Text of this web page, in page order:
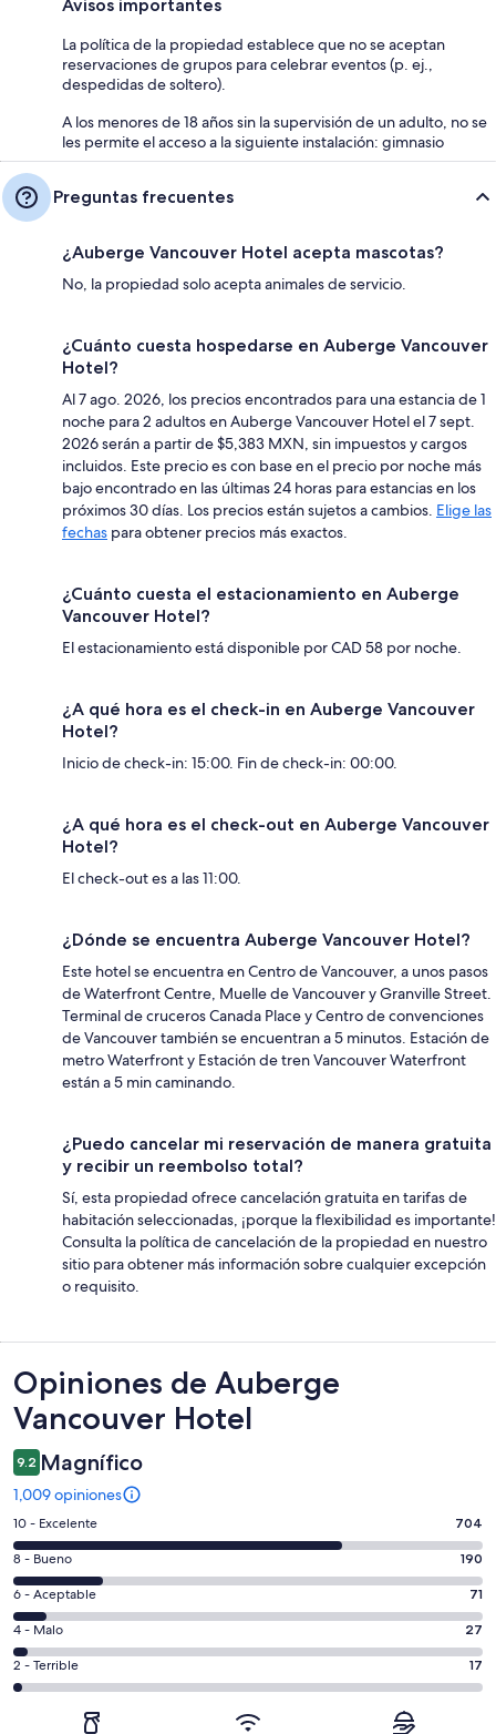
Avisos importantes
La política de la propiedad establece que no se aceptan
reservaciones de grupos para celebrar eventos (p. ej.,
despedidas de soltero).
A los menores de 18 años sin la supervisión de un adulto, no se
les permite el acceso a la siguiente instalación: gimnasio
Preguntas frecuentes
¿Auberge Vancouver Hotel acepta mascotas?
No, la propiedad solo acepta animales de servicio.
¿Cuánto cuesta hospedarse en Auberge Vancouver
Hotel?
Al 7 ago. 2026, los precios encontrados para una estancia de 1
noche para 2 adultos en Auberge Vancouver Hotel el 7 sept.
2026 serán a partir de $5,383 MXN, sin impuestos y cargos
incluidos. Este precio es con base en el precio por noche más
bajo encontrado en las últimas 24 horas para estancias en los
próximos 30 días. Los precios están sujetos a cambios. Elige las
fechas para obtener precios más exactos.
¿Cuánto cuesta el estacionamiento en Auberge
Vancouver Hotel?
El estacionamiento está disponible por CAD 58 por noche.
¿A qué hora es el check-in en Auberge Vancouver
Hotel?
Inicio de check-in: 15:00. Fin de check-in: 00:00.
¿A qué hora es el check-out en Auberge Vancouver
Hotel?
El check-out es a las 11:00.
¿Dónde se encuentra Auberge Vancouver Hotel?
Este hotel se encuentra en Centro de Vancouver, a unos pasos
de Waterfront Centre, Muelle de Vancouver y Granville Street.
Terminal de cruceros Canada Place y Centro de convenciones
de Vancouver también se encuentran a 5 minutos. Estación de
metro Waterfront y Estación de tren Vancouver Waterfront
están a 5 min caminando.
¿Puedo cancelar mi reservación de manera gratuita
y recibir un reembolso total?
Sí, esta propiedad ofrece cancelación gratuita en tarifas de
habitación seleccionadas, ¡porque la flexibilidad es importante!
Consulta la política de cancelación de la propiedad en nuestro
sitio para obtener más información sobre cualquier excepción
o requisito.
Opiniones
Opiniones de Auberge
Vancouver Hotel
9.2 Magnífico
1,009 opiniones
Puntuación
de
10,
es
decir,
Excelente.
Basada
en
10 - Excelente 704
Puntuación
de
8,
es
decir,
Bueno.
8 - Bueno 190
Puntuación
de
6,
es
decir,
Aceptable.
6 - Aceptable 71
Puntuación
de
4,
4 - Malo 27
Puntuación
de
2 - Terrible 17